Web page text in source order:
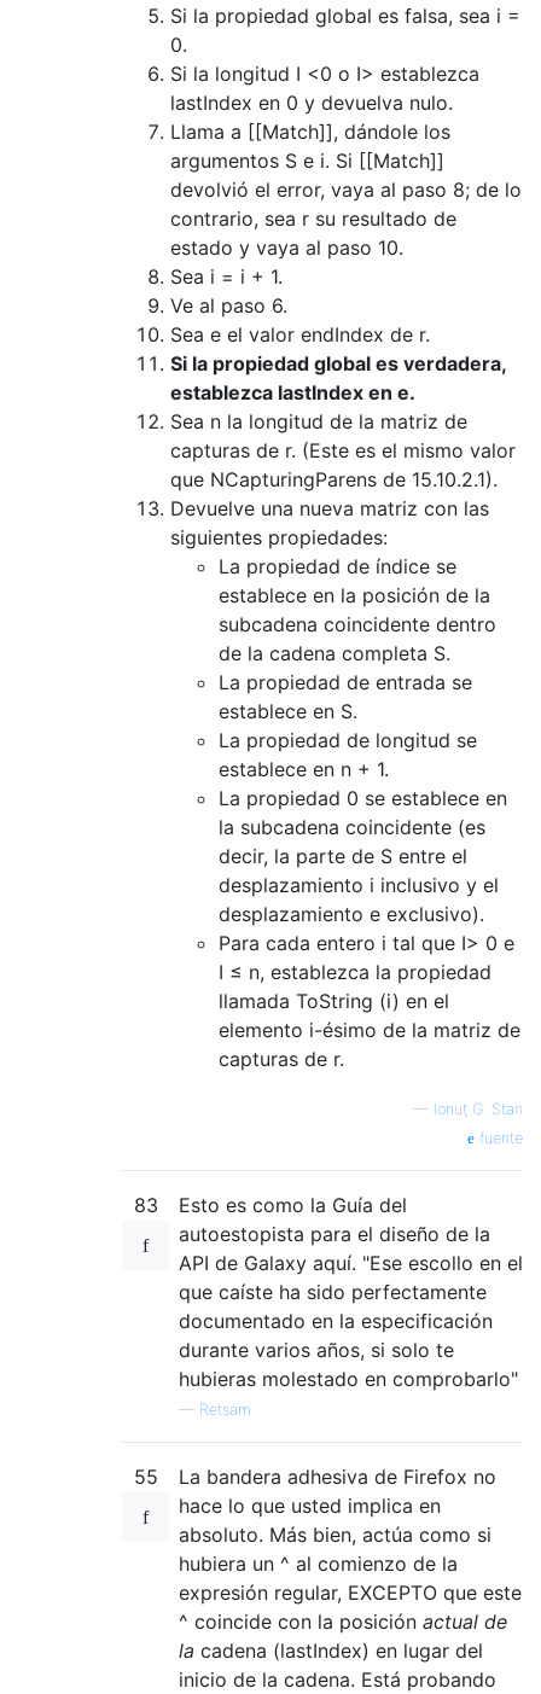
Si la propiedad global es falsa, sea i =
0.
Si la longitud I <0 o I> establezca
lastIndex en 0 y devuelva nulo.
Llama a [[Match]], dándole los
argumentos S e i. Si [[Match]]
devolvió el error, vaya al paso 8; de lo
contrario, sea r su resultado de
estado y vaya al paso 10.
Sea i = i + 1.
Ve al paso 6.
Sea e el valor endIndex de r.
Si la propiedad global es verdadera,
establezca lastIndex en e.
Sea n la longitud de la matriz de
capturas de r. (Este es el mismo valor
que NCapturingParens de 15.10.2.1).
Devuelve una nueva matriz con las
siguientes propiedades:
La propiedad de índice se
establece en la posición de la
subcadena coincidente dentro
de la cadena completa S.
La propiedad de entrada se
establece en S.
La propiedad de longitud se
establece en n + 1.
La propiedad 0 se establece en
la subcadena coincidente (es
decir, la parte de S entre el
desplazamiento i inclusivo y el
desplazamiento e exclusivo).
Para cada entero i tal que I> 0 e
I ≤ n, establezca la propiedad
llamada ToString (i) en el
elemento i-ésimo de la matriz de
capturas de r.
— Ionuț G. Stan
fuente
83
Esto es como la Guía del
autoestopista para el diseño de la
API de Galaxy aquí. "Ese escollo en el
que caíste ha sido perfectamente
documentado en la especificación
durante varios años, si solo te
hubieras molestado en comprobarlo"
— Retsam
55
La bandera adhesiva de Firefox no
hace lo que usted implica en
absoluto. Más bien, actúa como si
hubiera un ^ al comienzo de la
expresión regular, EXCEPTO que este
^ coincide con la posición actual de
la cadena (lastIndex) en lugar del
inicio de la cadena. Está probando